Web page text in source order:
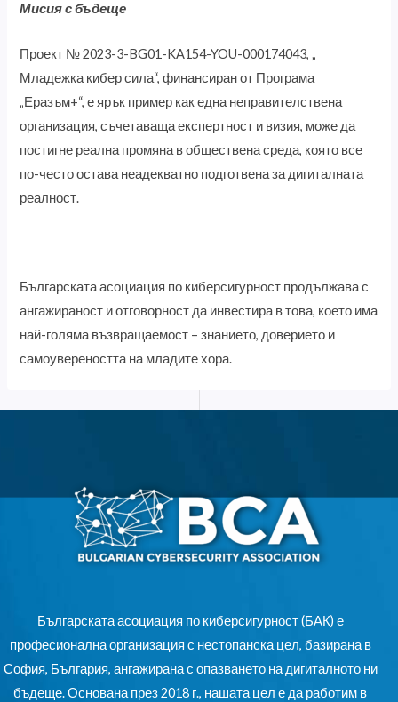
Мисия с бъдеще
Проект № 2023-3-BG01-KA154-YOU-000174043, „
Младежка кибер сила“, финансиран от Програма
„Еразъм+“, е ярък пример как една неправителствена
организация, съчетаваща експертност и визия, може да
постигне реална промяна в обществена среда, която все
по-често остава неадекватно подготвена за дигиталната
реалност.
Българската асоциация по киберсигурност продължава с
ангажираност и отговорност да инвестира в това, което има
най-голяма възвращаемост – знанието, доверието и
самоувереността на младите хора.
Българската асоциация по киберсигурност (БАК) е
професионална организация с нестопанска цел, базирана в
София, България, ангажирана с опазването на дигиталното ни
бъдеще. Основана през 2018 г., нашата цел е да работим в